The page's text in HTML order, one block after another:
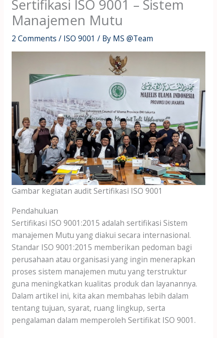
Sertifikasi ISO 9001 – Sistem
Manajemen Mutu
2 Comments / ISO 9001 / By MS @Team
Gambar kegiatan audit Sertifikasi ISO 9001
Pendahuluan
Sertifikasi ISO 9001:2015 adalah sertifikasi Sistem
manajemen Mutu yang diakui secara internasional.
Standar ISO 9001:2015 memberikan pedoman bagi
perusahaan atau organisasi yang ingin menerapkan
proses sistem manajemen mutu yang terstruktur
guna meningkatkan kualitas produk dan layanannya.
Dalam artikel ini, kita akan membahas lebih dalam
tentang tujuan, syarat, ruang lingkup, serta
pengalaman dalam memperoleh Sertifikat ISO 9001.